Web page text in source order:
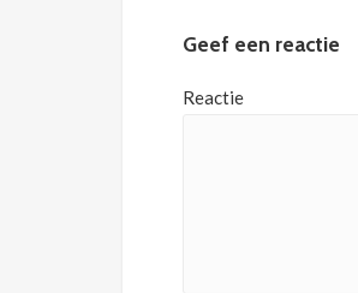
Geef een reactie
Reactie